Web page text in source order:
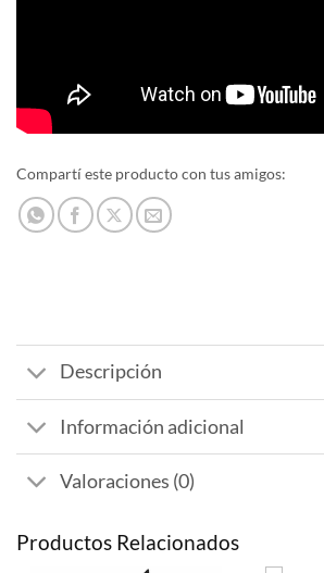
Compartí este producto con tus amigos:
Descripción
Información adicional
Valoraciones (0)
Productos Relacionados